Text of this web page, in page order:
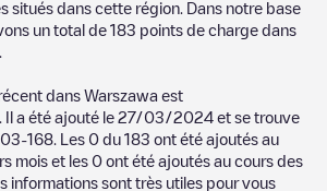
situés dans cette région. Dans notre base
un total de 183 points de charge dans
dans Warszawa est
. Il a été ajouté le 27/03/2024 et se trouve
03-168 . Les 0 du 183 ont été ajoutés au
mois et les 0 ont été ajoutés au cours des
informations sont très utiles pour vous